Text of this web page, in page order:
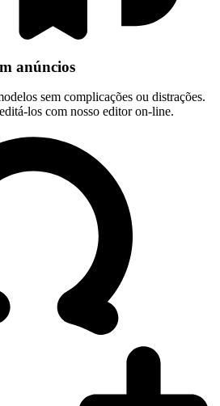
anúncios
sem complicações ou distrações.
los com nosso editor on-line.